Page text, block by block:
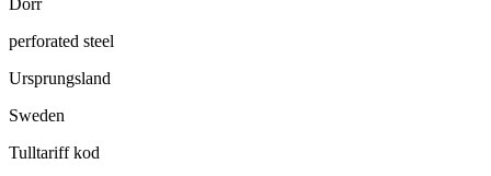
perforated steel
Ursprungsland
Sweden
Tulltariff kod